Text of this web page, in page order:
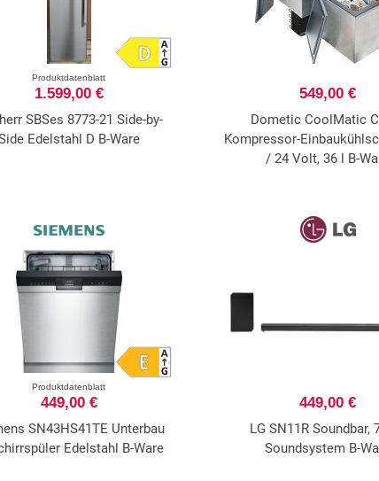
Produktdatenblatt
1.599,00 €
SBSes 8773-21 Side-by-
Edelstahl D B-Ware
549,00 €
Dometic CoolMatic
Kompressor-
/ 24 Volt, 36 l B-
Produktdatenblatt
449,00 €
SN43HS41TE Unterbau
Edelstahl B-Ware
449,00 €
LG SN11R Soundbar,
Soundsystem B-